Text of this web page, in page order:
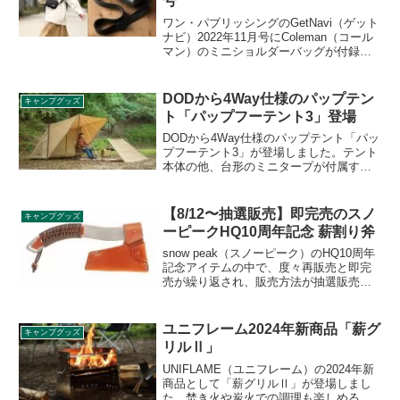
ワン・パブリッシングのGetNavi（ゲット
ナビ）2022年11月号にColeman（コール
マン）のミニショルダーバッグが付録と
コールマンロゴがついています。詳細を
レビューします。
キャンプグッズ
DODから4Way仕様のパップテン
ト「パップフーテント3」登場
DODから4Way仕様のパップテント「パッ
プフーテント3」が登場しました。テント
本体の他、台形のミニタープが付属する
の連結も可能です。詳細をレビューしま
す。
キャンプグッズ
【8/12〜抽選販売】即完売のスノ
ーピークHQ10周年記念 薪割り斧
snow peak（スノーピーク）のHQ10周年
記念アイテムの中で、度々再販売と即完
売が繰り返され、販売方法が抽選販売形
が、なぜ人気なのでしょう。詳細をレビ
ューします。
キャンプグッズ
ユニフレーム2024年新商品「薪グ
リルⅡ」
UNIFLAME（ユニフレーム）の2024年新
商品として「薪グリルⅡ」が登場しまし